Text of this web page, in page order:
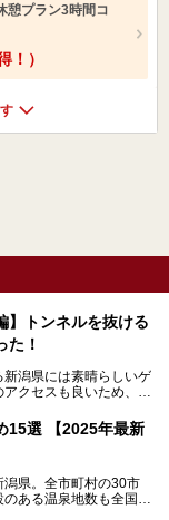
憩プラン3時間コ
！）
】トンネルを抜ける
た！
潟県には素晴らしいゲ
クセスも良いため、関
、燕、妙高、岩室など
る老舗温泉地が多いこ
場そばの温泉地をまと
15選 【2025年最新
潟県。全市町村の30市
ある温泉地数も全国有